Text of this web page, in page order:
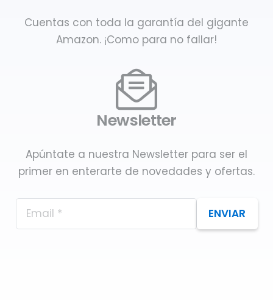
Cuentas con toda la garantía del gigante
Amazon. ¡Como para no fallar!
Newsletter
Apúntate a nuestra Newsletter para ser el
primer en enterarte de novedades y ofertas.
ENVIAR